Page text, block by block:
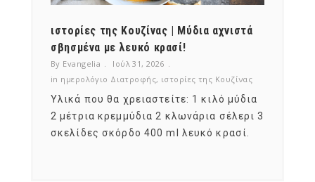
ιστορίες της Κουζίνας | Μύδια αχνιστά
σβησμένα με λευκό κρασί!
By Evangelia
Ιούλ 31, 2026
in ημερολόγιο Διατροφής, ιστορίες της Κουζίνας
Υλικά που θα χρειαστείτε: 1 κιλό μύδια
2 μέτρια κρεμμύδια 2 κλωνάρια σέλερι 3
σκελίδες σκόρδο 400 ml λευκό κρασί.